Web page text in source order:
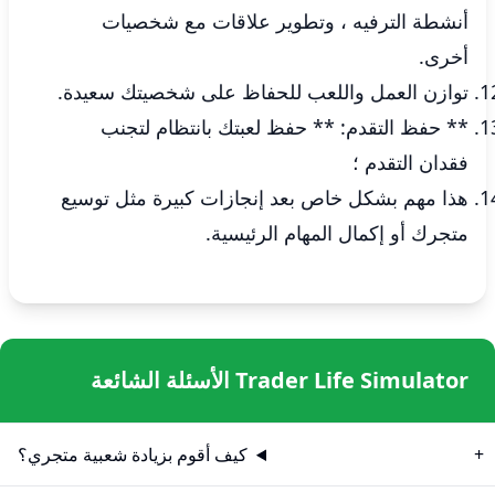
أنشطة الترفيه ، وتطوير علاقات مع شخصيات
أخرى.
توازن العمل واللعب للحفاظ على شخصيتك سعيدة.
** حفظ التقدم: ** حفظ لعبتك بانتظام لتجنب
فقدان التقدم ؛
هذا مهم بشكل خاص بعد إنجازات كبيرة مثل توسيع
متجرك أو إكمال المهام الرئيسية.
Trader Life Simulator الأسئلة الشائعة
كيف أقوم بزيادة شعبية متجري؟